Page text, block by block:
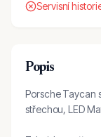
Servisní
Popis
Porsche Taycan
střechou, LED